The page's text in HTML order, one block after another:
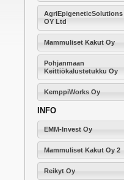
AgriEpigeneticSolutions
OY Ltd
Mammuliset Kakut Oy
Pohjanmaan
Keittiökalustetukku Oy
KemppiWorks Oy
INFO
EMM-Invest Oy
Mammuliset Kakut Oy 2
Reikyt Oy